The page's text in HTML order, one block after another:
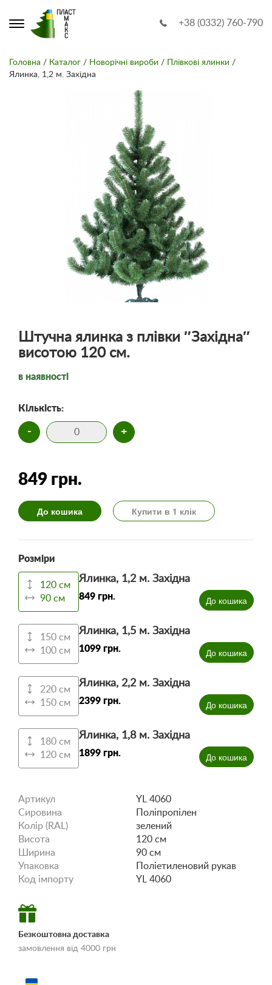
+38 (0332) 760-790
Головна / Каталог / Новорічні вироби / Плівкові ялинки /
Ялинка, 1,2 м. Західна
Штучна ялинка з плівки ″Західна″
висотою 120 см.
в наявності
Кількість:
- +
849 грн.
До кошика Купити в 1 клік
Розміри
120 см
90 см
Ялинка, 1,2 м. Західна
849 грн. До кошика
150 см
100 см
Ялинка, 1,5 м. Західна
1099 грн. До кошика
220 см
150 см
Ялинка, 2,2 м. Західна
2399 грн. До кошика
180 см
120 см
Ялинка, 1,8 м. Західна
1899 грн. До кошика
Артикул
YL 4060
Сировина
Поліпропілен
Колір (RAL)
зелений
Висота
120 см
Ширина
90 см
Упаковка
Поліетиленовий рукав
Код імпорту
YL 4060
Безкоштовна доставка
замовлення від 4000 грн